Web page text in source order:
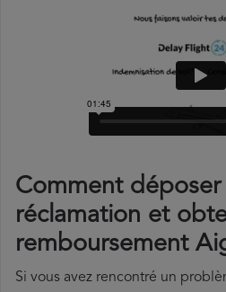
Comment déposer
réclamation et
remboursement
Si vous avez rencontré un